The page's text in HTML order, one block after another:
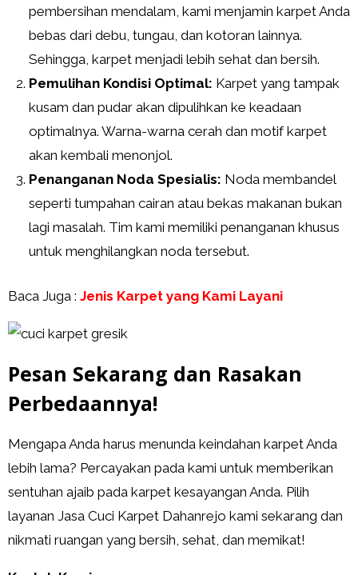
pembersihan mendalam, kami menjamin karpet Anda
bebas dari debu, tungau, dan kotoran lainnya.
Sehingga, karpet menjadi lebih sehat dan bersih.
Pemulihan Kondisi Optimal: Karpet yang tampak
kusam dan pudar akan dipulihkan ke keadaan
optimalnya. Warna-warna cerah dan motif karpet
akan kembali menonjol.
Penanganan Noda Spesialis: Noda membandel
seperti tumpahan cairan atau bekas makanan bukan
lagi masalah. Tim kami memiliki penanganan khusus
untuk menghilangkan noda tersebut.
Baca Juga : Jenis Karpet yang Kami Layani
Pesan Sekarang dan Rasakan
Perbedaannya!
Mengapa Anda harus menunda keindahan karpet Anda
lebih lama? Percayakan pada kami untuk memberikan
sentuhan ajaib pada karpet kesayangan Anda. Pilih
layanan Jasa Cuci Karpet Dahanrejo kami sekarang dan
nikmati ruangan yang bersih, sehat, dan memikat!